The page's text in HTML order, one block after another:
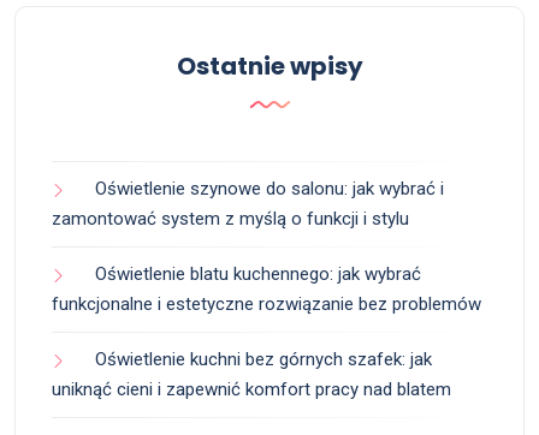
Ostatnie wpisy
Oświetlenie szynowe do salonu: jak wybrać i
zamontować system z myślą o funkcji i stylu
Oświetlenie blatu kuchennego: jak wybrać
funkcjonalne i estetyczne rozwiązanie bez problemów
Oświetlenie kuchni bez górnych szafek: jak
uniknąć cieni i zapewnić komfort pracy nad blatem